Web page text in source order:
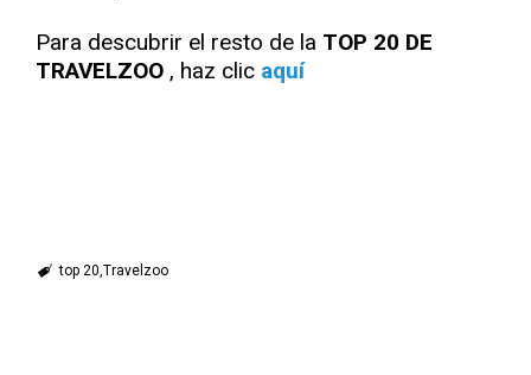
Para descubrir el resto de la TOP 20 DE
TRAVELZOO , haz clic aquí
top 20 Travelzoo